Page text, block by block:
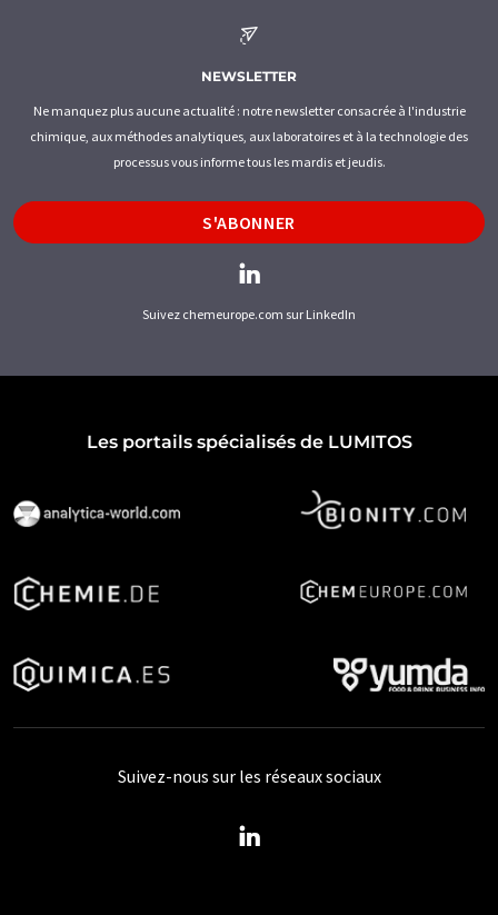
NEWSLETTER
Ne manquez plus aucune actualité : notre newsletter consacrée à l'industrie
chimique, aux méthodes analytiques, aux laboratoires et à la technologie des
processus vous informe tous les mardis et jeudis.
S'ABONNER
Suivez chemeurope.com sur LinkedIn
Les portails spécialisés de LUMITOS
Suivez-nous sur les réseaux sociaux